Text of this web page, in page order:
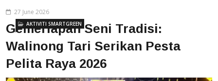
AKTIVITI SMARTGREEN
27 June 2026
Gemerlapan Seni Tradisi:
Walinong Tari Serikan Pesta
Pelita Raya 2026